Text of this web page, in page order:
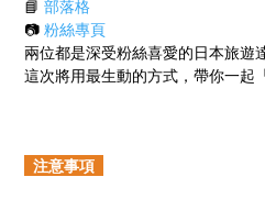
📘部落格
📷粉絲專頁
兩位都是深受粉絲喜愛的日本旅遊
這次將用最生動的方式，帶你一起
注意事項